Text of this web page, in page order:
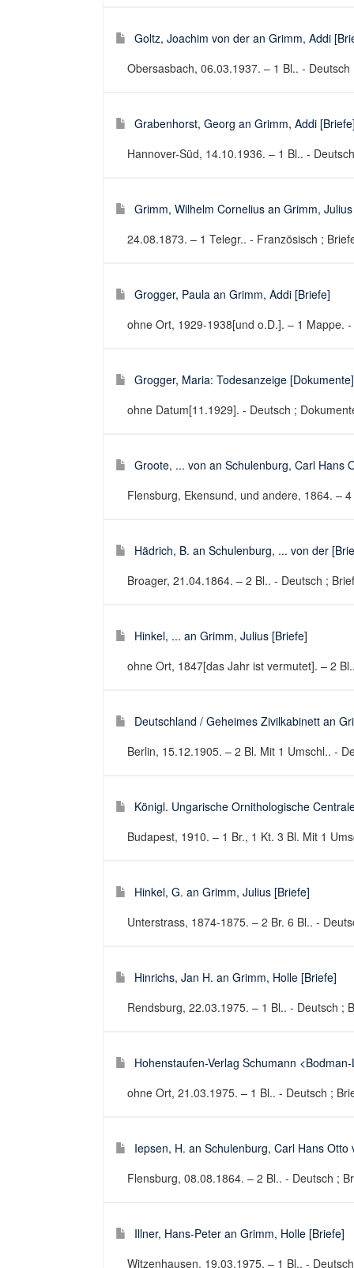
Goltz, Joachim von der an Grimm, Addi
Obersasbach, 06.03.1937. – 1 Bl.. - Deutsch
Grabenhorst, Georg an Grimm, Addi
Hannover-Süd, 14.10.1936. – 1 Bl.. -
Grimm, Wilhelm Cornelius an Grimm,
24.08.1873. – 1 Telegr.. - Französisch ;
Grogger, Paula an Grimm, Addi [Briefe]
ohne Ort, 1929-1938[und o.D.]. – 1 Mappe.
Grogger, Maria: Todesanzeige
ohne Datum[11.1929]. - Deutsch ;
Groote, ... von an Schulenburg, Carl Hans
Flensburg, Ekensund, und andere, 1864. –
Hädrich, B. an Schulenburg, ... von der
Broager, 21.04.1864. – 2 Bl.. - Deutsch ;
Hinkel, ... an Grimm, Julius [Briefe]
ohne Ort, 1847[das Jahr ist vermutet]. – 2
Deutschland / Geheimes Zivilkabinett an
Berlin, 15.12.1905. – 2 Bl. Mit 1 Umschl.. -
Königl. Ungarische Ornithologische
Budapest, 1910. – 1 Br., 1 Kt. 3 Bl. Mit 1
Hinkel, G. an Grimm, Julius [Briefe]
Unterstrass, 1874-1875. – 2 Br. 6 Bl.. -
Hinrichs, Jan H. an Grimm, Holle [Briefe]
Rendsburg, 22.03.1975. – 1 Bl.. - Deutsch ;
Hohenstaufen-Verlag Schumann
ohne Ort, 21.03.1975. – 1 Bl.. - Deutsch ;
Iepsen, H. an Schulenburg, Carl Hans Otto
Flensburg, 08.08.1864. – 2 Bl.. - Deutsch ;
Illner, Hans-Peter an Grimm, Holle [Briefe]
Witzenhausen, 19.03.1975. – 1 Bl.. -